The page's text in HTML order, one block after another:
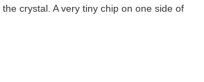
crystal. A very tiny chip on one side of